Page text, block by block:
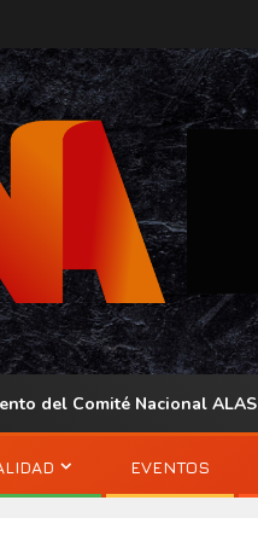
Nacional ALAS Venezuela
EVENTOS